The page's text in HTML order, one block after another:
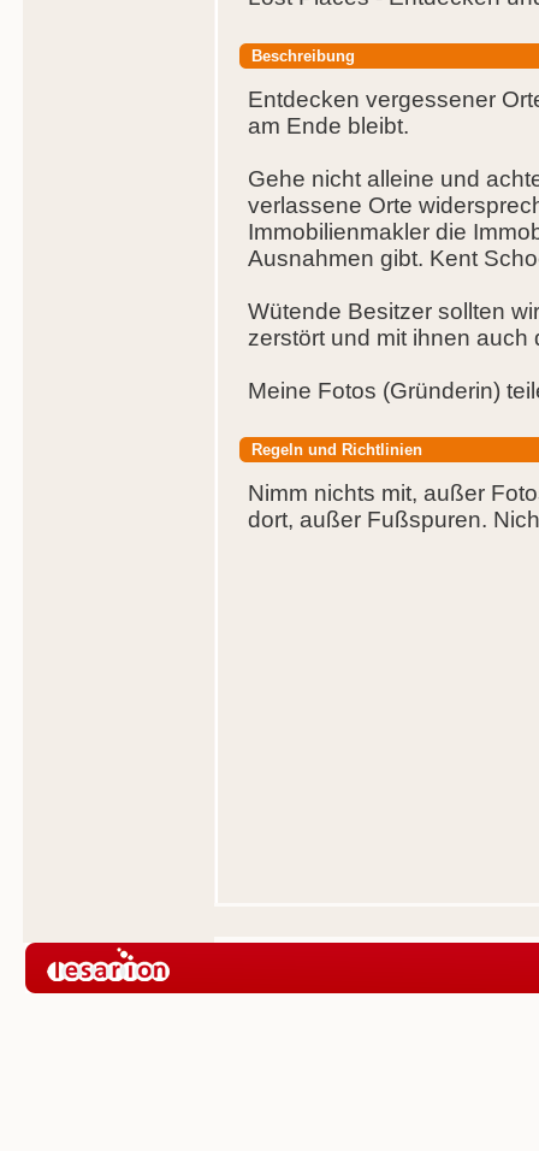
Beschreibung
Entdecken vergessener
am Ende bleibt.
Gehe nicht alleine und
verlassene Orte
Immobilienmakler die
Ausnahmen gibt. Kent
Wütende Besitzer sollten
zerstört und mit ihnen auch
Meine Fotos (Gründerin)
Regeln und Richtlinien
Nimm nichts mit, außer
dort, außer Fußspuren.